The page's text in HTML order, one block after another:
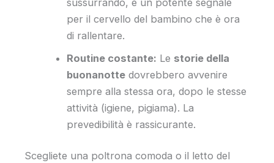
per il cervello del bambino che è ora
di rallentare.
Routine costante: Le storie della
buonanotte dovrebbero avvenire
sempre alla stessa ora, dopo le stesse
attività (igiene, pigiama). La
prevedibilità è rassicurante.
Scegliete una poltrona comoda o il letto del